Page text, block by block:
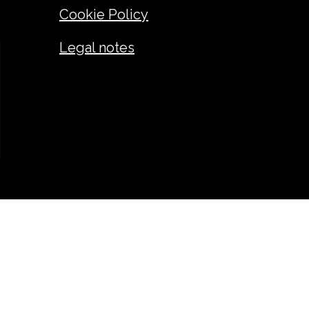
Cookie Policy
Legal notes